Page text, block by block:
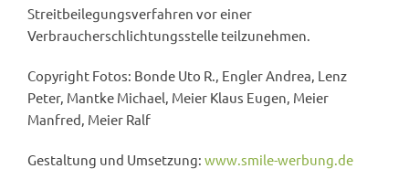
Streitbeilegungsverfahren vor einer
Verbraucherschlichtungsstelle teilzunehmen.
Copyright Fotos: Bonde Uto R., Engler Andrea, Lenz
Peter, Mantke Michael, Meier Klaus Eugen, Meier
Manfred, Meier Ralf
Gestaltung und Umsetzung: www.smile-werbung.de